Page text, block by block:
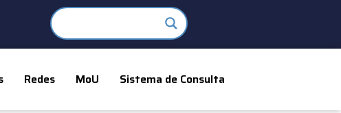
Redes MoU Sistema de Consulta